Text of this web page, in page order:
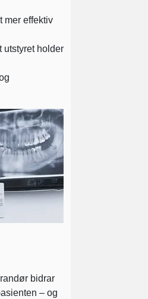
mer effektiv
utstyret holder
bidrar
– og